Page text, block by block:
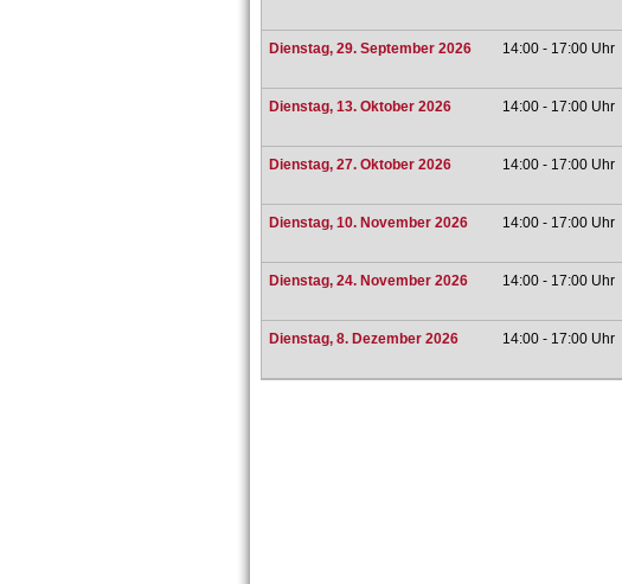
Dienstag, 29. September 2026 14:00 - 17:00 Uhr
Dienstag, 13. Oktober 2026 14:00 - 17:00 Uhr
Dienstag, 27. Oktober 2026 14:00 - 17:00 Uhr
Dienstag, 10. November 2026 14:00 - 17:00 Uhr
Dienstag, 24. November 2026 14:00 - 17:00 Uhr
Dienstag, 8. Dezember 2026 14:00 - 17:00 Uhr